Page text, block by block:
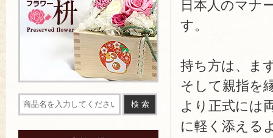
日本人のマナ
す。
持ち方は、ま
そして親指を
より正式には
に軽く添える